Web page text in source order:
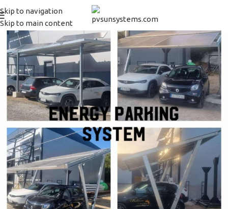
Skip to navigation
Skip to main content